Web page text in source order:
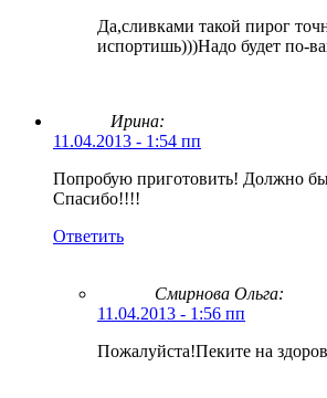
Да,сливками такой пирог
испортишь)))Надо будет по-
Ирина:
11.04.2013 - 1:54 пп
Попробую приготовить! Должно
Спасибо!!!!
Ответить
Смирнова Ольга:
11.04.2013 - 1:56 пп
Пожалуйста!Пеките на